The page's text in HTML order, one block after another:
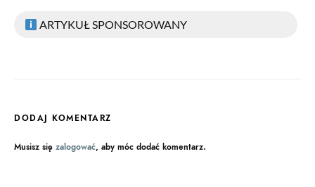
ARTYKUŁ SPONSOROWANY
DODAJ KOMENTARZ
Musisz się zalogować, aby móc dodać komentarz.